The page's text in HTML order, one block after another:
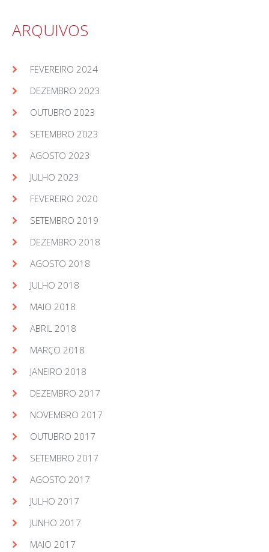
ARQUIVOS
FEVEREIRO 2024
DEZEMBRO 2023
OUTUBRO 2023
SETEMBRO 2023
AGOSTO 2023
JULHO 2023
FEVEREIRO 2020
SETEMBRO 2019
DEZEMBRO 2018
AGOSTO 2018
JULHO 2018
MAIO 2018
ABRIL 2018
MARÇO 2018
JANEIRO 2018
DEZEMBRO 2017
NOVEMBRO 2017
OUTUBRO 2017
SETEMBRO 2017
AGOSTO 2017
JULHO 2017
JUNHO 2017
MAIO 2017